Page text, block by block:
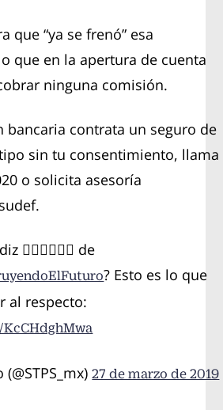
que “ya se frenó” esa
que en la apertura de cuenta
ninguna comisión.
bancaria contrata un seguro de
sin tu consentimiento, llama
o solicita asesoría
🙋🏻‍♂️🙋🏻‍♀️ de
? Esto es lo que
al respecto:
27 de marzo de 2019